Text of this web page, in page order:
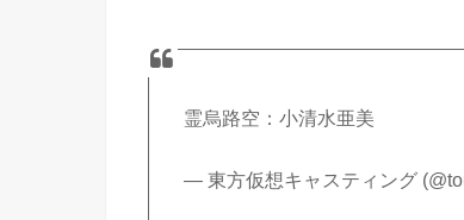
霊烏路空：小清水亜美
— 東方仮想キャスティング